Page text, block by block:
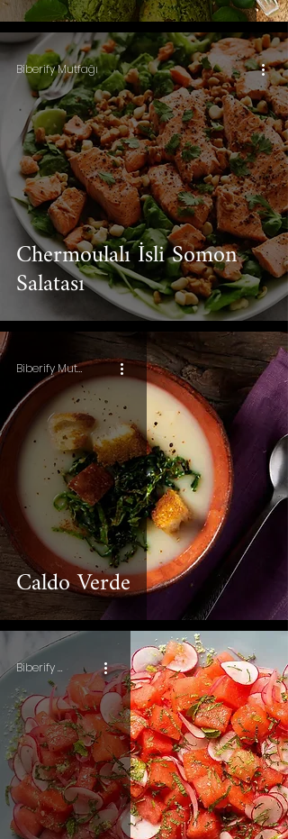
Chermoulalı İsli Somon
Salatası
Biberify Mutfağı
Caldo Verde
Biberify Mutfağı
Biberify Mutfağı